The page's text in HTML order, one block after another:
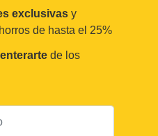
exclusivas y
de hasta el 25%
de los